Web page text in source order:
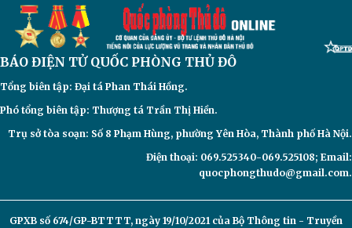
BÁO ĐIỆN TỬQUỐC PHÒNG THỦ ĐÔ
Tổng biên tập: Đại tá Phan Thái Hồng.
Phó tổng biên tập: Thượng tá Trần Thị Hiền.
Trụ sở tòa soạn: Số 8 Phạm Hùng, phường Yên Hòa, Thành phố Hà Nội.
Điện thoại: 069.525340-069.525108; Email:
quocphongthudo@gmail.com.
GPXB số 674/GP-BTTTT, ngày 19/10/2021 của Bộ Thông tin - Truyền